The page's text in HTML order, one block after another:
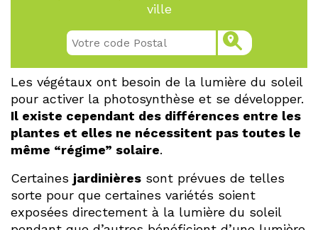
ville
Les végétaux ont besoin de la lumière du soleil
pour activer la photosynthèse et se développer.
Il existe cependant des différences entre les
plantes et elles ne nécessitent pas toutes le
même “régime” solaire.
Certaines jardinières sont prévues de telles
sorte pour que certaines variétés soient
exposées directement à la lumière du soleil